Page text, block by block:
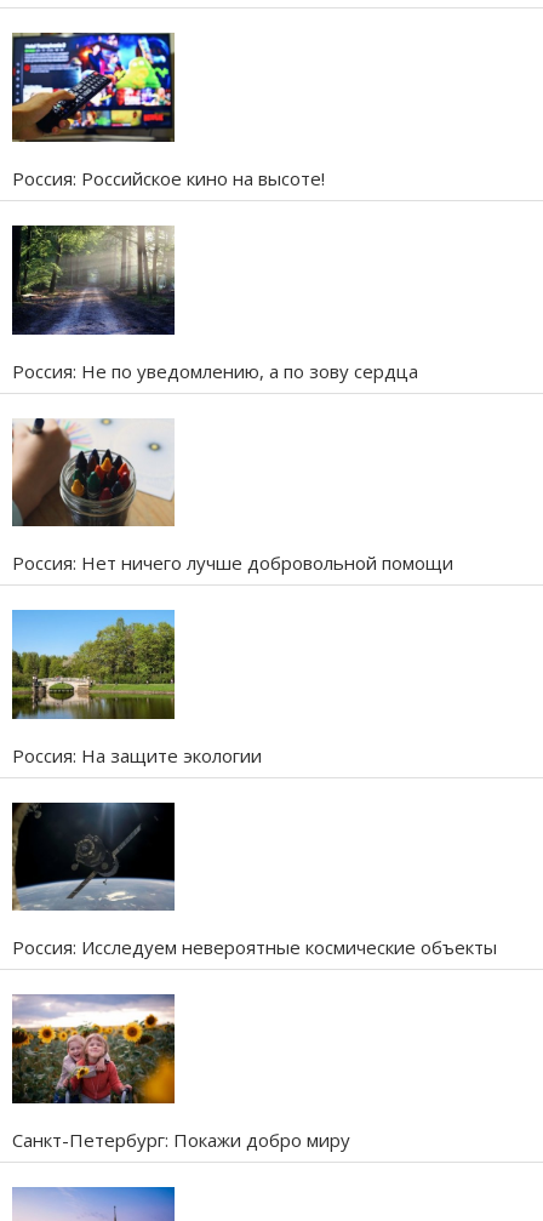
Россия: Российское кино на высоте!
Россия: Не по уведомлению, а по зову сердца
Россия: Нет ничего лучше добровольной помощи
Россия: На защите экологии
Россия: Исследуем невероятные космические объекты
Санкт-Петербург: Покажи добро миру